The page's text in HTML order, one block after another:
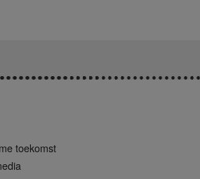
toekomst